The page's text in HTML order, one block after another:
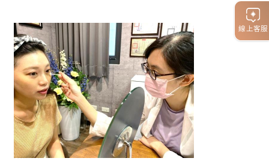
線上客服